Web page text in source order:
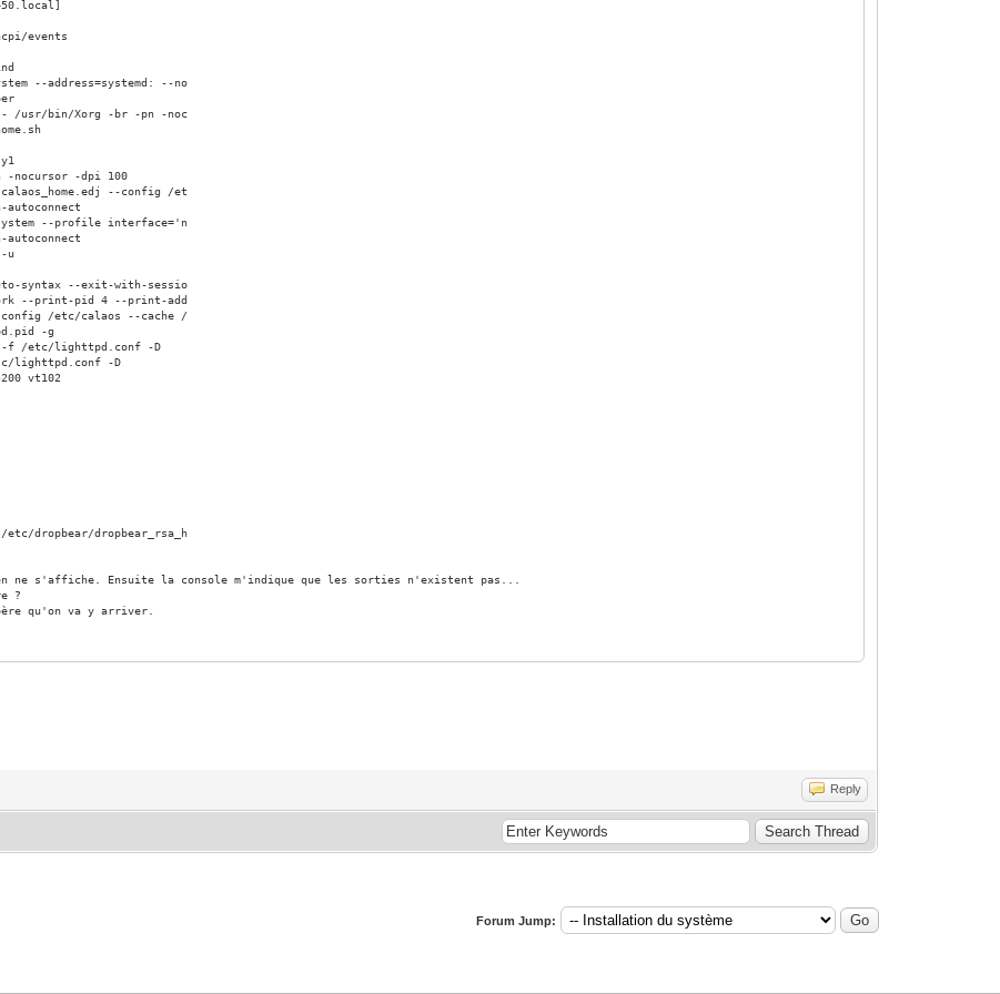
events
address=systemd: --no
bin/Xorg -br -pn -noc
-dpi 100
--config /et
--profile interface='n
u
--exit-with-sessio
print-pid 4 --print-add
/etc/calaos --cache /
-g
lighttpd.conf -D
-D
vt102
dropbear_rsa_h
s'affiche. Ensuite la console m'indique que les sorties n'existent pas...
?
qu'on va y arriver.
Reply
Forum Jump: